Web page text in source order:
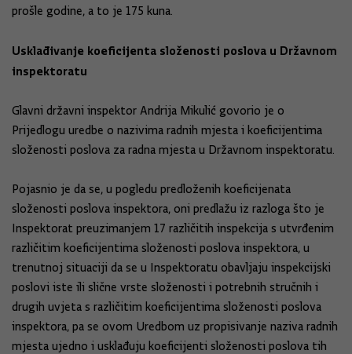
prošle godine, a to je 175 kuna.
Usklađivanje koeficijenta složenosti poslova u Državnom
inspektoratu
Glavni državni inspektor Andrija Mikulić govorio je o
Prijedlogu uredbe o nazivima radnih mjesta i koeficijentima
složenosti poslova za radna mjesta u Državnom inspektoratu.
Pojasnio je da se, u pogledu predloženih koeficijenata
složenosti poslova inspektora, oni predlažu iz razloga što je
Inspektorat preuzimanjem 17 različitih inspekcija s utvrđenim
različitim koeficijentima složenosti poslova inspektora, u
trenutnoj situaciji da se u Inspektoratu obavljaju inspekcijski
poslovi iste ili slične vrste složenosti i potrebnih stručnih i
drugih uvjeta s različitim koeficijentima složenosti poslova
inspektora, pa se ovom Uredbom uz propisivanje naziva radnih
mjesta ujedno i usklađuju koeficijenti složenosti poslova tih